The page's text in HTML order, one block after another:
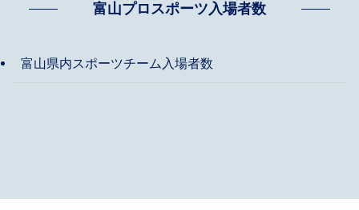
富山プロスポーツ入場者数
富山県内スポーツチーム入場者数